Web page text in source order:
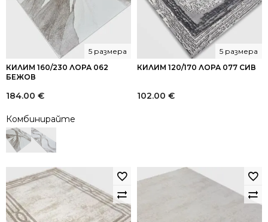
КИЛИМ 160/230 ЛОРА 062
БЕЖОВ
5 размера
184.00 €
Комбинирайте
КИЛИМ 120/170 ЛОРА 077 СИВ
5 размера
102.00 €